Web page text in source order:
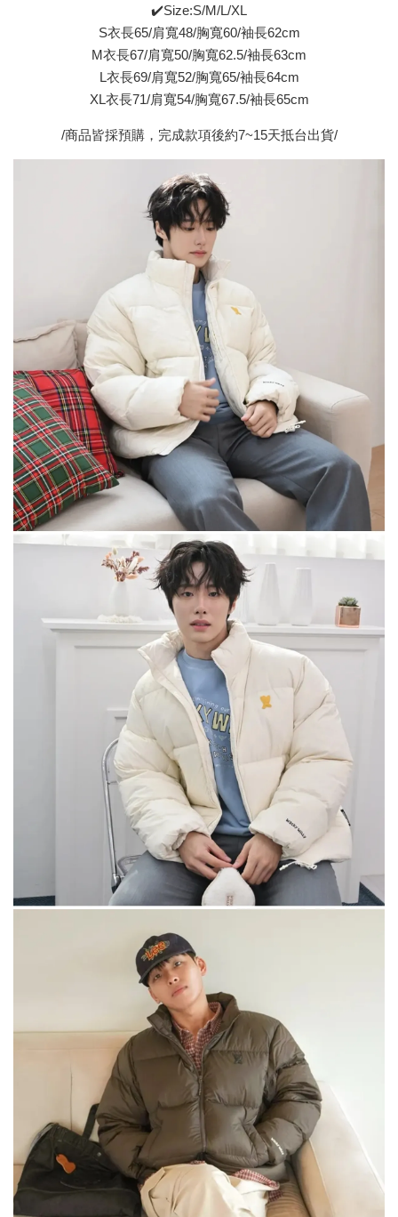
✔️Size:S/M/L/XL
S衣長65/肩寬48/胸寬60/袖長62cm
M衣長67/肩寬50/胸寬62.5/袖長63cm
L衣長69/肩寬52/胸寬65/袖長64cm
XL衣長71/肩寬54/胸寬67.5/袖長65cm
/商品皆採預購，完成款項後約7~15天抵台出貨/